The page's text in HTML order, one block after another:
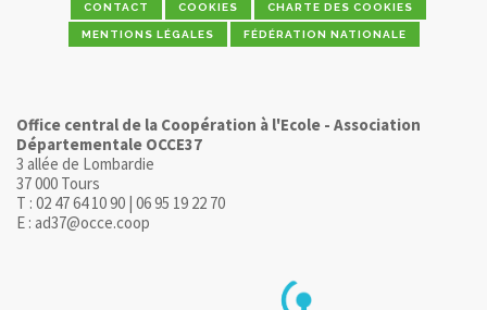
CONTACT COOKIES CHARTE DES COOKIES
MENTIONS LÉGALES FÉDÉRATION NATIONALE
Office central de la Coopération à l'Ecole - Association
Départementale OCCE37
3 allée de Lombardie
37 000 Tours
T : 02 47 64 10 90 | 06 95 19 22 70
E : ad37@occe.coop